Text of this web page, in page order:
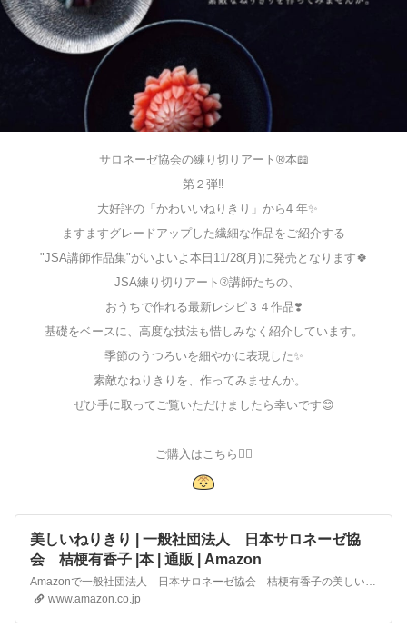
サロネーゼ協会の練り切りアート®︎本📖
第２弾‼️
大好評の「かわいいねりきり」から4 年✨
ますますグレードアップした繊細な作品をご紹介する
"JSA講師作品集"がいよいよ本日11/28(月)に発売となります🍀
JSA練り切りアート®︎講師たちの、
おうちで作れる最新レシピ３４作品❣️
基礎をベースに、高度な技法も惜しみなく紹介しています。
季節のうつろいを細やかに表現した✨
素敵なねりきりを、作ってみませんか。
ぜひ手に取ってご覧いただけましたら幸いです😊
ご購入はこちら💁‍♀️
美しいねりきり | 一般社団法人 日本サロネーゼ協
会 桔梗有香子 |本 | 通販 | Amazon
www.amazon.co.jp